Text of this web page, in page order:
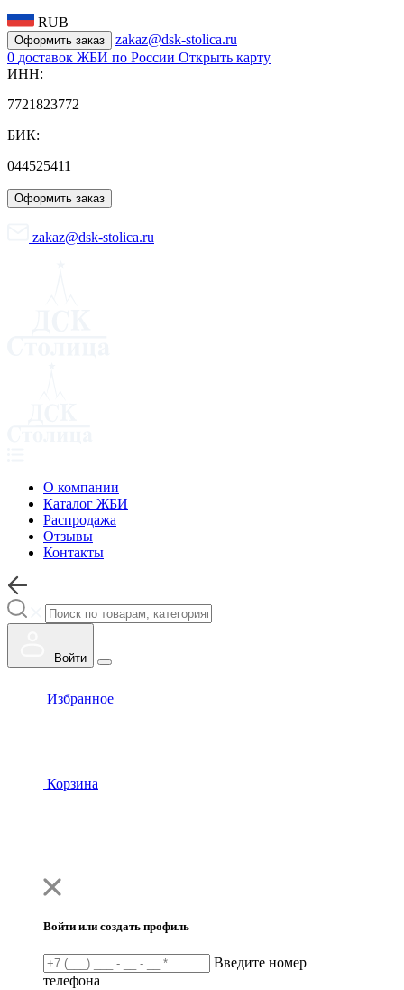
RUB
Оформить заказ
zakaz@dsk-stolica.ru
0 доставок ЖБИ по России Открыть карту
ИНН:
7721823772
БИК:
044525411
Оформить заказ
zakaz@dsk-stolica.ru
О компании
Каталог ЖБИ
Распродажа
Отзывы
Контакты
Войти
Избранное
Корзина
Войти или создать профиль
Введите номер
телефона